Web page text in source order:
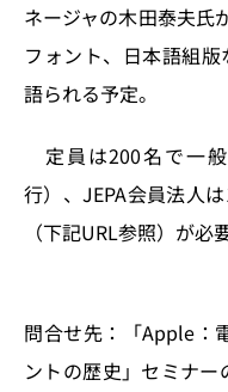
ネージャの木田泰夫氏
フォント、日本語組
語られる予定。
定員は200名で一
行）、JEPA会員法人
（下記URL参照）が必
問合せ先：「Apple：
ントの歴史」セミナー